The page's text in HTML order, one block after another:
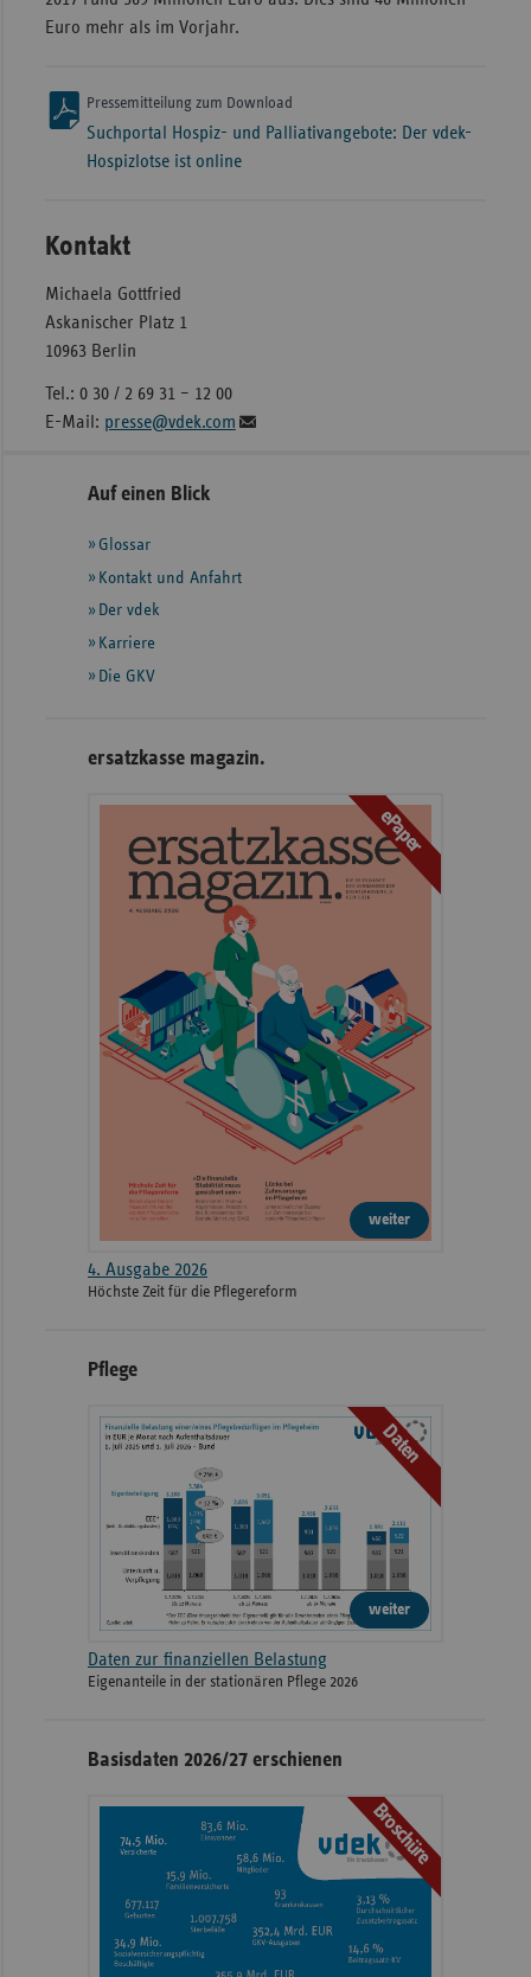
Euro mehr als im Vorjahr.
Pressemitteilung zum Download
Suchportal Hospiz- und Palliativangebote: Der vdek-
Hospizlotse ist online
Kontakt
Michaela Gottfried
Askanischer Platz 1
10963 Berlin
Tel.: 0 30 / 2 69 31 – 12 00
E-Mail: presse@vdek.com
Seitennavigation
Seitenleiste
weiteren
Informationen
Auf einen Blick
Glossar
Kontakt und Anfahrt
Der vdek
Karriere
Die GKV
ersatzkasse magazin.
ePaper
weiter
4. Ausgabe 2026
Höchste Zeit für die Pflegereform
Pflege
Daten
weiter
Daten zur finanziellen Belastung
Eigenanteile in der stationären Pflege 2026
Basisdaten 2026/27 erschienen
Broschüre